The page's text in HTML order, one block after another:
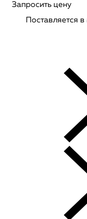
Запросить цену
Поставляется